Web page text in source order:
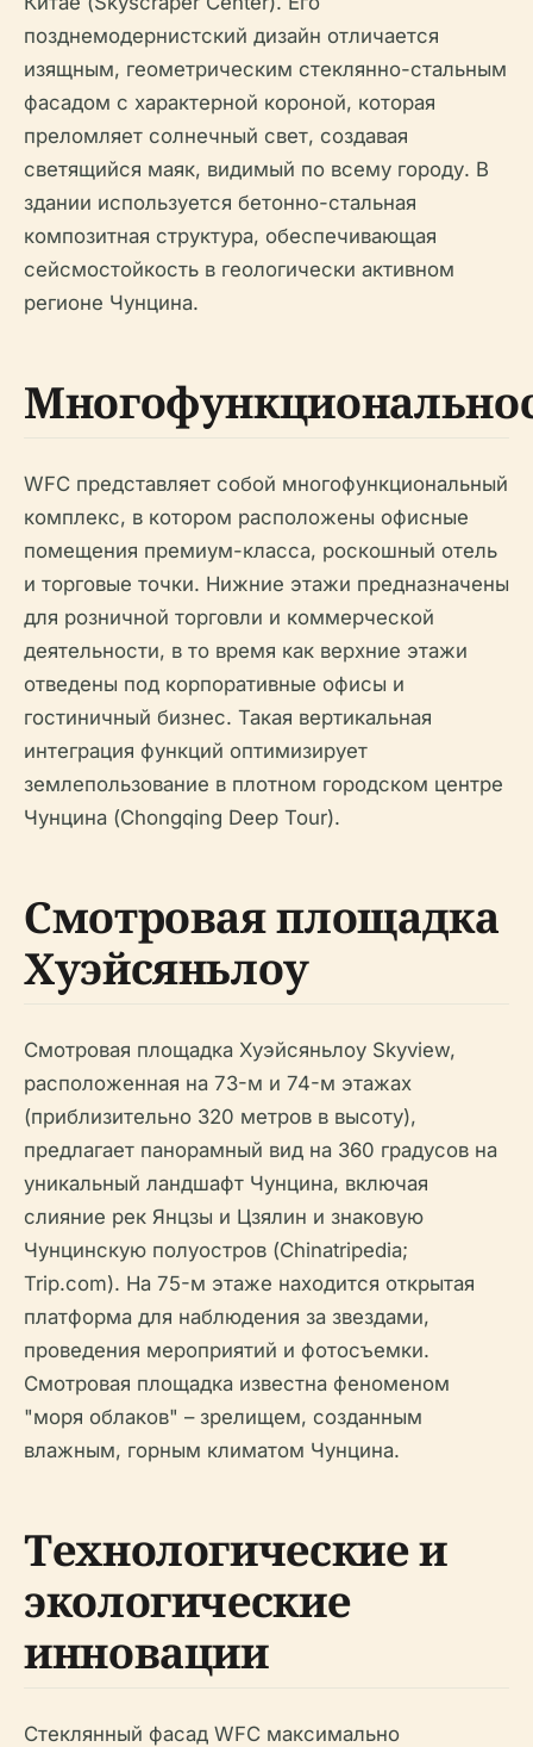
позднемодернистский дизайн отличается
изящным, геометрическим стеклянно-стальным
фасадом с характерной короной, которая
преломляет солнечный свет, создавая
светящийся маяк, видимый по всему городу. В
здании используется бетонно-стальная
композитная структура, обеспечивающая
сейсмостойкость в геологически активном
регионе Чунцина.
WFC представляет собой многофункциональный
комплекс, в котором расположены офисные
помещения премиум-класса, роскошный отель
и торговые точки. Нижние этажи предназначены
для розничной торговли и коммерческой
деятельности, в то время как верхние этажи
отведены под корпоративные офисы и
гостиничный бизнес. Такая вертикальная
интеграция функций оптимизирует
землепользование в плотном городском центре
Чунцина (Chongqing Deep Tour).
Смотровая площадка
Хуэйсяньлоу
Смотровая площадка Хуэйсяньлоу Skyview,
расположенная на 73-м и 74-м этажах
(приблизительно 320 метров в высоту),
предлагает панорамный вид на 360 градусов на
уникальный ландшафт Чунцина, включая
слияние рек Янцзы и Цзялин и знаковую
Чунцинскую полуостров (Chinatripedia;
Trip.com). На 75-м этаже находится открытая
платформа для наблюдения за звездами,
проведения мероприятий и фотосъемки.
Смотровая площадка известна феноменом
"моря облаков" – зрелищем, созданным
влажным, горным климатом Чунцина.
Технологические и
экологические
инновации
Стеклянный фасад WFC максимально